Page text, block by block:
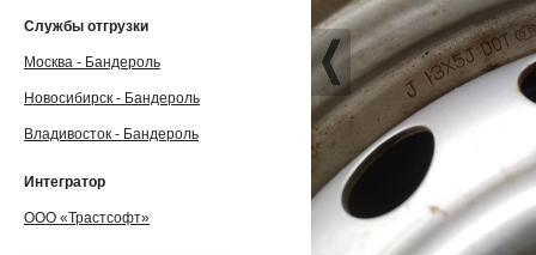
Службы отгрузки
Москва - Бандероль
Новосибирск - Бандероль
Владивосток - Бандероль
Интегратор
ООО «Трастсофт»